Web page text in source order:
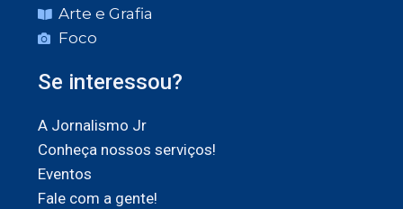
Arte e Grafia
Foco
Se interessou?
A Jornalismo Jr
Conheça nossos serviços!
Eventos
Fale com a gente!